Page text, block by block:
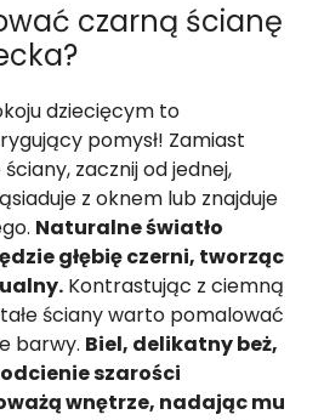
czarną ścianę
dziecięcym to
pomysł! Zamiast
zacznij od jednej,
z oknem lub znajduje
Naturalne światło
głębię czerni, tworząc
Kontrastując z ciemną
ściany warto pomalować
barwy. Biel, delikatny beż,
szarości
wnętrze, nadając mu